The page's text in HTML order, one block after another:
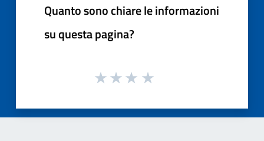
Quanto sono chiare le informazioni
su questa pagina?